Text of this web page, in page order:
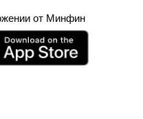
от Минфин